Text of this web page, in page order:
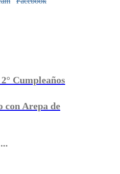
Cumpleaños
con Arepa de